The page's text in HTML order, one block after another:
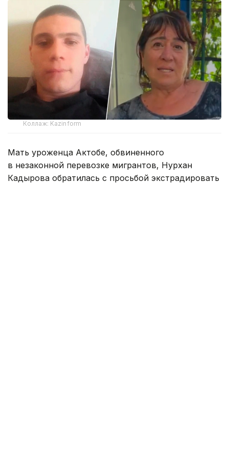
Коллаж: Kazinform
Мать уроженца Актобе, обвиненного
в незаконной перевозке мигрантов, Нурхан
Кадырова обратилась с просьбой экстрадировать